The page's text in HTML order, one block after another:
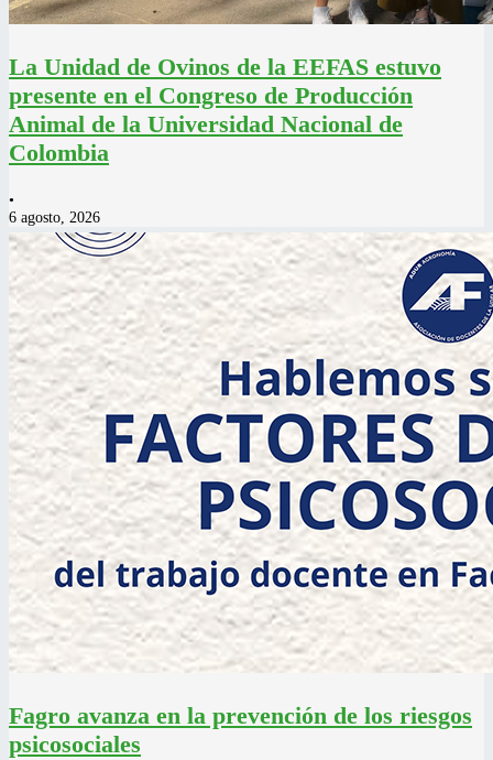
La Unidad de Ovinos de la EEFAS estuvo
presente en el Congreso de Producción
Animal de la Universidad Nacional de
Colombia
•
6 agosto, 2026
Fagro avanza en la prevención de los riesgos
psicosociales